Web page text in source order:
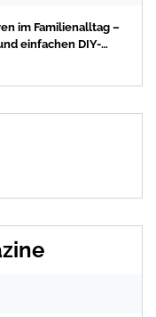
im Familienalltag –
einfachen DIY-